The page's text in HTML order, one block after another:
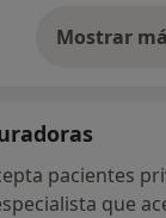
Mostrar
pacientes
que